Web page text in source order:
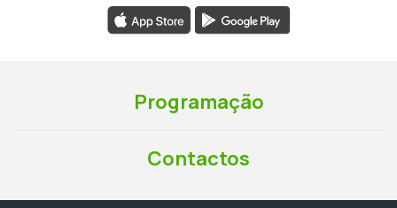
Programação
Contactos